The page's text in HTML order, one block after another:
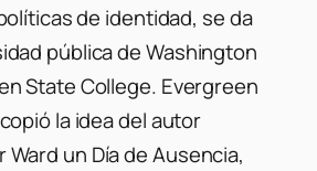
de identidad, se da
pública de Washington
State College. Evergreen
la idea del autor
Ward un Día de Ausencia,